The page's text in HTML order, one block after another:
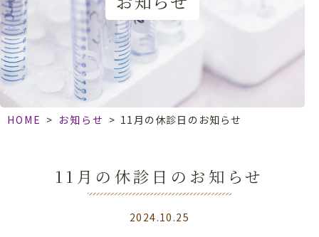
HOME > お知らせ > 11月の休診日のお知らせ
11月の休診日のお知らせ
2024.10.25